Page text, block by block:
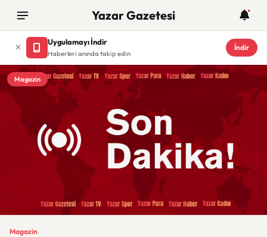
Yazar Gazetesi
Uygulamayı İndir
Haberleri anında takip edin
İndir
Magazin
Magazin